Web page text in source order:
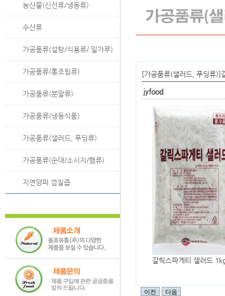
농산물(신선류/냉동류)
수산류
가공품류(설탕/식용류/ 밀가루)
가공품류(통조림류)
가공품류(분말류)
가공품류(냉동식품)
가공품류(샐러드, 푸딩류)
가공품류(순대/소시지/햄류)
지연양파 껍질즙
[가공품류(샐러드, 푸딩류)]
jyfood
갈릭스파게티 샐러드